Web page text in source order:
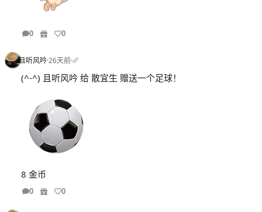
0 0
且听风吟·26天前·
(^-^) 且听风吟 给 散宜生 赠送一个足球！
8 金币
0 0